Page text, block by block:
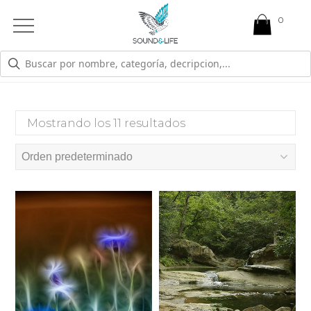
Open
Menu
ANSIEDAD
Mostrando los 11 resultados
0